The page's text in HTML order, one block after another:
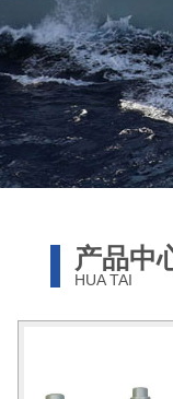
产品中
HUA TAI